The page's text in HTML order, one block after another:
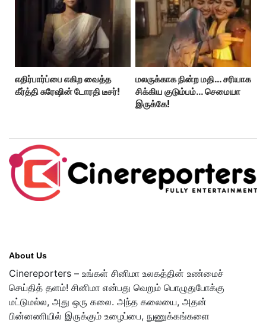
எதிர்பார்ப்பை எகிற வைத்த
கீர்த்தி சுரேஷின் டோரதி டீசர்!
மலருக்காக நின்ற மதி… சரியாக
சிக்கிய குடும்பம்… செமையா
இருக்கே!
About Us
Cinereporters – உங்கள் சினிமா உலகத்தின் உண்மைச்
செய்தித் தளம்! சினிமா என்பது வெறும் பொழுதுபோக்கு
மட்டுமல்ல, அது ஒரு கலை. அந்த கலையை, அதன்
பின்னணியில் இருக்கும் உழைப்பை, நுணுக்கங்களை